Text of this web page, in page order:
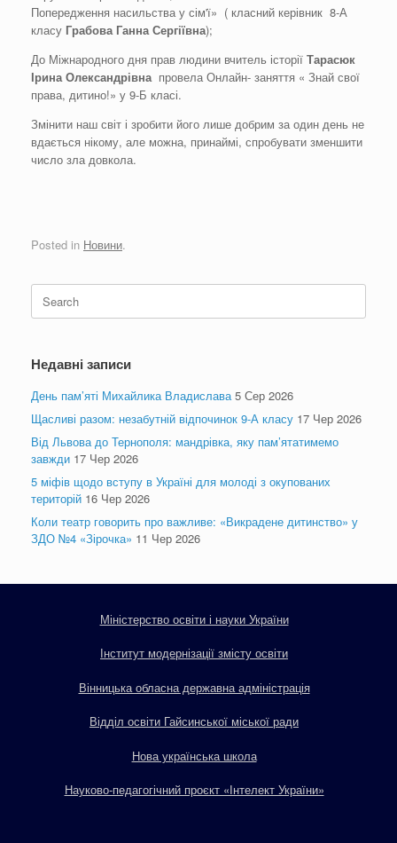
Попередження насильства у сім'ї» ( класний керівник 8-А
класу ГрабоваГаннаСергіївна);
До Міжнародного дня прав людини вчитель історії Тарасюк
Ірина Олександрівна провела Онлайн- заняття « Знай свої
права, дитино!» у 9-Б класі.
Змінити наш світ і зробити його лише добрим за один день не
вдається нікому, але можна, принаймі, спробувати зменшити
число зла довкола.
Posted in Новини.
Search
for:
Недавні записи
День пам’яті Михайлика Владислава 5 Сер 2026
Щасливі разом: незабутній відпочинок 9-А класу 17 Чер 2026
Від Львова до Тернополя: мандрівка, яку пам’ятатимемо
завжди 17 Чер 2026
5 міфів щодо вступу в Україні для молоді з окупованих
територій 16 Чер 2026
Коли театр говорить про важливе: «Викрадене дитинство» у
ЗДО №4 «Зірочка» 11 Чер 2026
Міністерство освіти і науки України
Інститут модернізації змісту освіти
Вінницька обласна державна адміністрація
Відділ освіти Гайсинської міської ради
Нова українська школа
Науково-педагогічний проєкт «Інтелект України»